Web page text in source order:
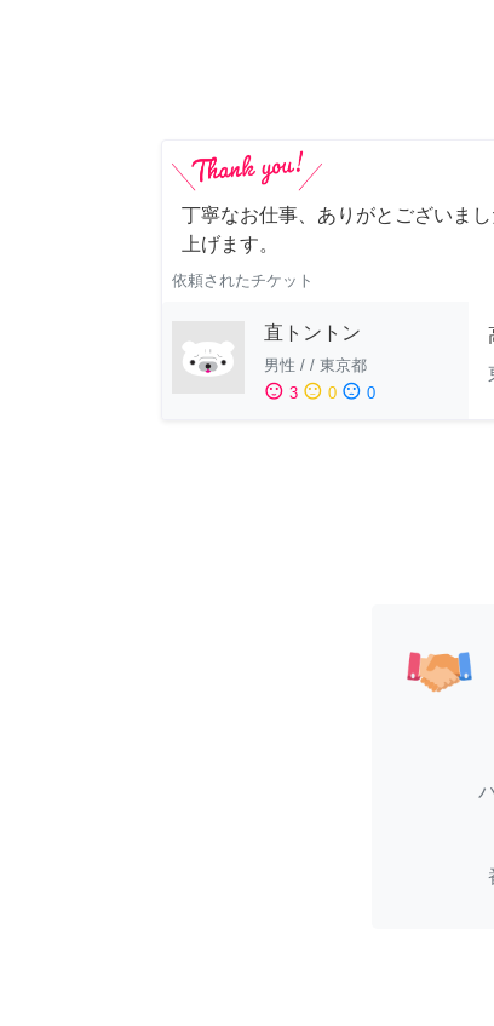
丁寧なお仕事、ありがとございま
上げます。
依頼されたチケット
直トントン
男性 / / 東京都
sentiment_satisfied 3 sentiment_neutral 0 sentiment_dissatisfied 0